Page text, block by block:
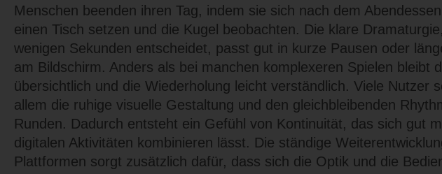
Menschen beenden ihren Tag, indem sie sich nach dem
einen Tisch setzen und die Kugel beobachten. Die klare
wenigen Sekunden entscheidet, passt gut in kurze Pausen oder
am Bildschirm. Anders als bei manchen komplexeren Spielen bleibt
übersichtlich und die Wiederholung leicht verständlich. Viele Nutzer
allem die ruhige visuelle Gestaltung und den gleichbleibenden
Runden. Dadurch entsteht ein Gefühl von Kontinuität, das sich gut
digitalen Aktivitäten kombinieren lässt. Die ständige
Plattformen sorgt zusätzlich dafür, dass sich die Optik und die